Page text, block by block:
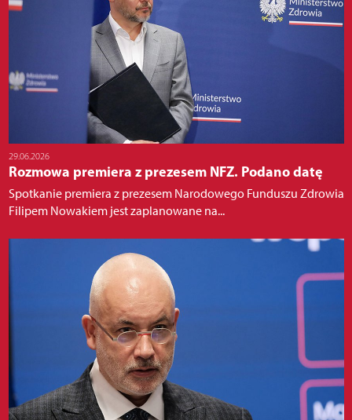
29.06.2026
Rozmowa premiera z prezesem NFZ. Podano datę
Spotkanie premiera z prezesem Narodowego Funduszu Zdrowia
Filipem Nowakiem jest zaplanowane na...